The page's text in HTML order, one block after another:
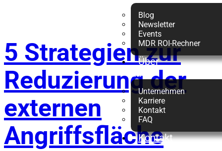
Blog
Newsletter
Events
MDR ROI-Rechner
Über
uns
Unternehmen
Karriere
Kontakt
FAQ
Kontakt
5 Strategien zur
Reduzierung der
externen
Angriffsfläche